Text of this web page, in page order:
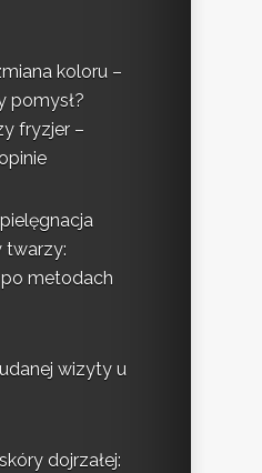
koloru –
pomysł?
fryzjer –
twarzy:
metodach
wizyty u
dojrzałej: